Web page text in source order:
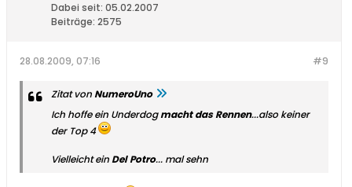
Dabei seit: 05.02.2007
Beiträge: 2575
#9
28.08.2009, 07:16
Zitat vonNumeroUno
Ich hoffe ein Underdogmacht das Rennen...also keiner
der Top 4
Vielleicht einDel Potro... mal sehn